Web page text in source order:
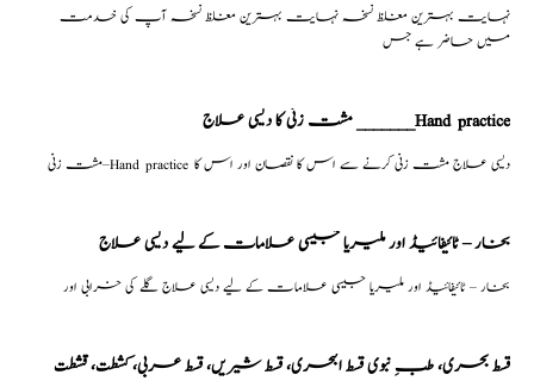
نہایت بہترین مغلظ نسخہ نہایت بہترین مغلظ نسخہ آپ کی خدمت
میں حاضر ہے جس
مشت زنی کا دیسی علاج _______Hand practice
مشت زنی–Hand practice دیسی علاج مشت زنی کرنے سے اس کا نقصان اور اس کا
بخار – ٹائیفائیڈ اور ملیریا جیسی علامات کے لیے دیسی علاج
بخار – ٹائیفائیڈ اور ملیریا جیسی علامات کے لیے دیسی علاج گلے کی خرابی اور
قسط بحری، طبِ نبوی قسط البحری، قسط شیریں، قسط عربی، كشطت، قشطت